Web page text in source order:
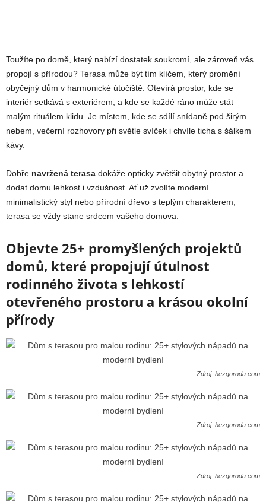
Toužíte po domě, který nabízí dostatek soukromí, ale zároveň vás
propojí s přírodou? Terasa může být tím klíčem, který promění
obyčejný dům v harmonické útočiště. Otevírá prostor, kde se
interiér setkává s exteriérem, a kde se každé ráno může stát
malým rituálem klidu. Je místem, kde se sdílí snídaně pod širým
nebem, večerní rozhovory při světle svíček i chvíle ticha s šálkem
kávy.
Dobře navržená terasa dokáže opticky zvětšit obytný prostor a
dodat domu lehkost i vzdušnost. Ať už zvolíte moderní
minimalistický styl nebo přírodní dřevo s teplým charakterem,
terasa se vždy stane srdcem vašeho domova.
Objevte 25+ promyšlených projektů
domů, které propojují útulnost
rodinného života s lehkostí
otevřeného prostoru a krásou okolní
přírody
Zdroj: bezgoroda.com
Zdroj: bezgoroda.com
Zdroj: bezgoroda.com